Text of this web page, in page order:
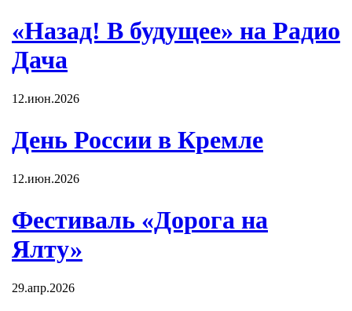
«Назад! В будущее» на Радио
Дача
12.июн.2026
День России в Кремле
12.июн.2026
Фестиваль «Дорога на
Ялту»
29.апр.2026